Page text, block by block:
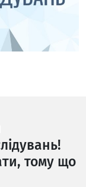
тому що